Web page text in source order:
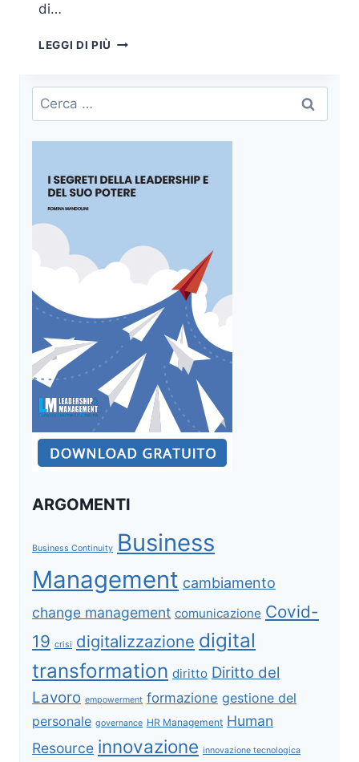
di…
LEGGI DI PIÙ IL
FAMIGLIA
UNA
SUCCESSIONE
“PACIFICA”
Ricerca
per:
ARGOMENTI
Business Continuity Business
Management cambiamento
change management comunicazione Covid-
19 crisi digitalizzazione digital
transformation diritto Diritto del
Lavoro empowerment formazione gestione del
personale governance HR Management Human
Resource innovazione innovazione tecnologica